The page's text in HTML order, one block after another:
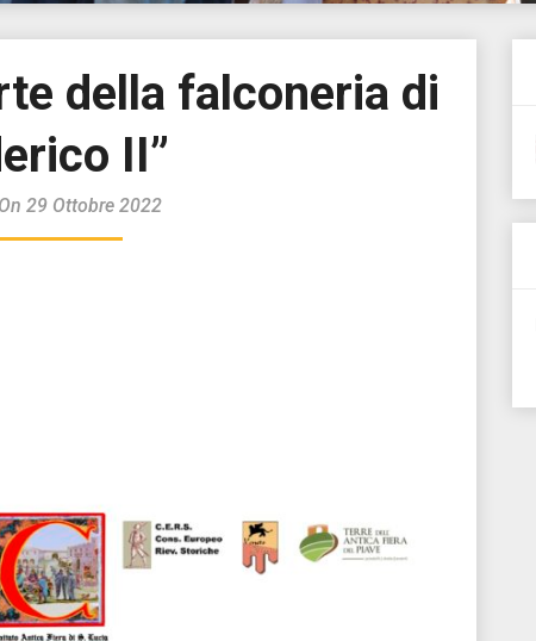
della falconeria di
II”
29 Ottobre 2022